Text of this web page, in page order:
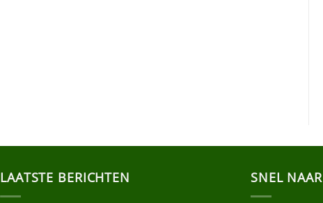
LAATSTE BERICHTEN SNEL NAAR